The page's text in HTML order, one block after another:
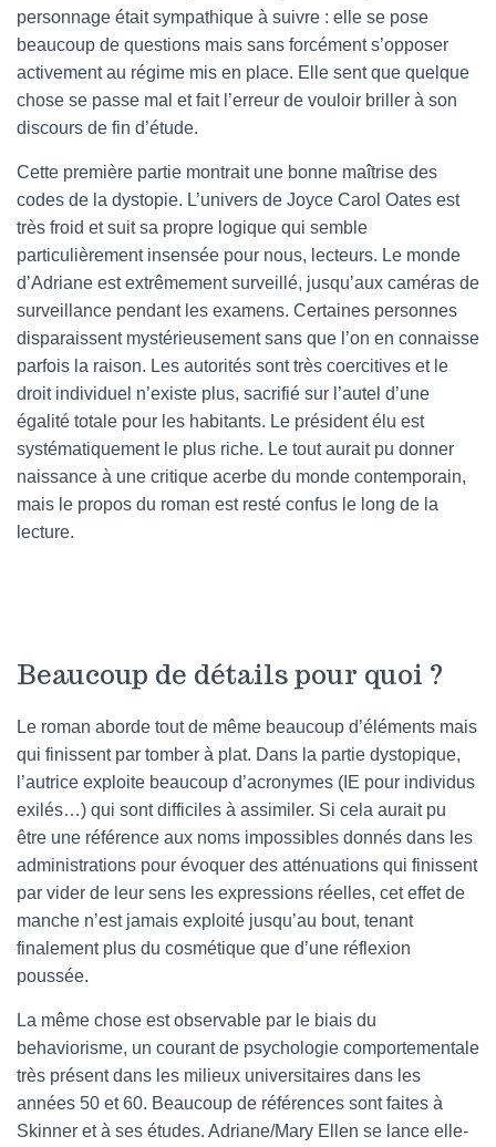
personnage était sympathique à suivre : elle se pose
beaucoup de questions mais sans forcément s’opposer
activement au régime mis en place. Elle sent que quelque
chose se passe mal et fait l’erreur de vouloir briller à son
discours de fin d’étude.
Cette première partie montrait une bonne maîtrise des
codes de la dystopie. L’univers de Joyce Carol Oates est
très froid et suit sa propre logique qui semble
particulièrement insensée pour nous, lecteurs. Le monde
d’Adriane est extrêmement surveillé, jusqu’aux caméras de
surveillance pendant les examens. Certaines personnes
disparaissent mystérieusement sans que l’on en connaisse
parfois la raison. Les autorités sont très coercitives et le
droit individuel n’existe plus, sacrifié sur l’autel d’une
égalité totale pour les habitants. Le président élu est
systématiquement le plus riche. Le tout aurait pu donner
naissance à une critique acerbe du monde contemporain,
mais le propos du roman est resté confus le long de la
lecture.
Beaucoup de détails pour quoi ?
Le roman aborde tout de même beaucoup d’éléments mais
qui finissent par tomber à plat. Dans la partie dystopique,
l’autrice exploite beaucoup d’acronymes (IE pour individus
exilés…) qui sont difficiles à assimiler. Si cela aurait pu
être une référence aux noms impossibles donnés dans les
administrations pour évoquer des atténuations qui finissent
par vider de leur sens les expressions réelles, cet effet de
manche n’est jamais exploité jusqu’au bout, tenant
finalement plus du cosmétique que d’une réflexion
poussée.
La même chose est observable par le biais du
behaviorisme, un courant de psychologie comportementale
très présent dans les milieux universitaires dans les
années 50 et 60. Beaucoup de références sont faites à
Skinner et à ses études. Adriane/Mary Ellen se lance elle-